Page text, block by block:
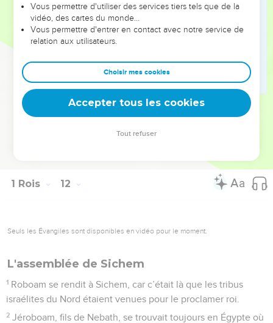
Le reste de l’histoire de Salomon est contenu dans le livre
intitulé Actes de Salomon ; on y parle de tout ce qu’il a fait et
de la sagesse qui était la sienne.
l’ensemble du peuple d’Israël.
Lorsqu’il mourut, on l’enterra près de son père, dans la
Cité de David ; ce fut son fils Roboam qui lui succéda.
© Société biblique française – Bibli’O, 1997, avec autorisation. Pour vous procurer
1 Rois 12
Seuls les Évangiles sont disponibles en vidéo pour le moment.
L'assemblée de Sichem
1 Roboam se rendit à Sichem, car c’était là que les tribus
israélites du Nord étaient venues pour le proclamer roi.
2 Jéroboam, fils de Nebath, se trouvait toujours en Égypte où
Vous permettre d'utiliser des services tiers tels que de la
vidéo, des cartes du monde…
Vous permettre d'entrer en contact avec notre service de
relation aux utilisateurs.
Choisir mes cookies
Accepter tous les cookies
Tout refuser